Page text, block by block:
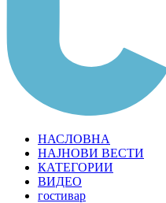
НАСЛОВНА
НАЈНОВИ ВЕСТИ
КАТЕГОРИИ
ВИДЕО
гостивар